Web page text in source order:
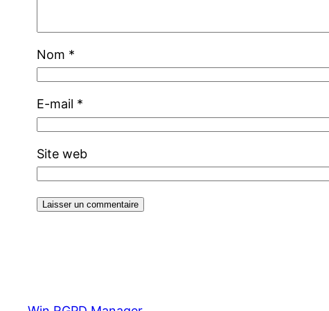
Nom *
E-mail *
Site web